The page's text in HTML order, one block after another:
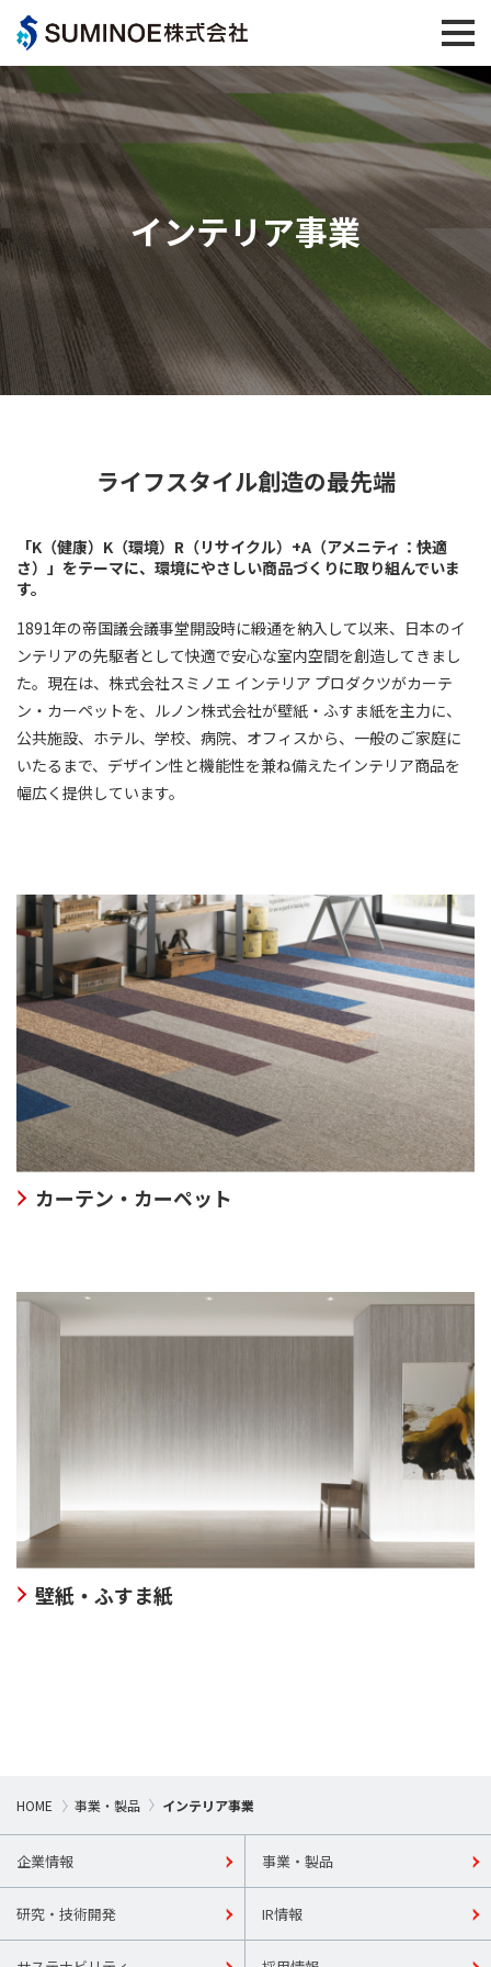
インテリア事業
ライフスタイル創造の最先端
「K（健康）K（環境）R（リサイクル）+A（アメニティ：快適
さ）」をテーマに、環境にやさしい商品づくりに取り組んでいま
す。
1891年の帝国議会議事堂開設時に緞通を納入して以来、日本のイ
ンテリアの先駆者として快適で安心な室内空間を創造してきまし
た。現在は、株式会社スミノエ インテリア プロダクツがカーテ
ン・カーペットを、ルノン株式会社が壁紙・ふすま紙を主力に、
公共施設、ホテル、学校、病院、オフィスから、一般のご家庭に
いたるまで、デザイン性と機能性を兼ね備えたインテリア商品を
幅広く提供しています。
カーテン・カーペット
壁紙・ふすま紙
HOME 事業・製品 インテリア事業
企業情報 事業・製品
研究・技術開発 IR情報